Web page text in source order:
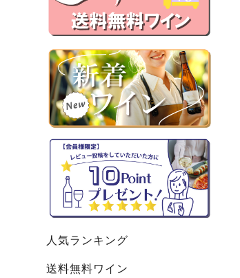
人気ランキング
送料無料ワイン